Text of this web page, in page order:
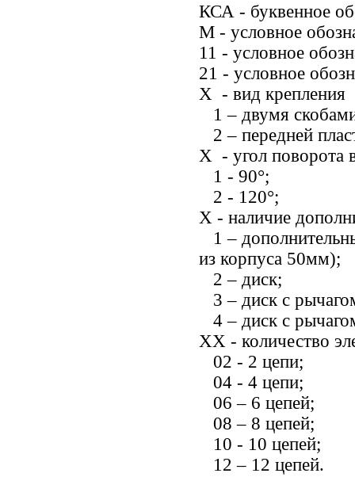
КСА - буквенное
М - условное
11 - условное
21 - условное
X - вид крепления
1 – двумя
2 – передней
Х - угол поворота
1 - 90°;
2 - 120°;
X - наличие
1 –
из корпуса 50мм);
2 – диск;
3 – диск с
4 – диск с
XX - количество
02 - 2 цепи;
04 - 4 цепи;
06 – 6 цепей;
08 – 8 цепей;
10 - 10 цепей;
12 – 12 цепей.